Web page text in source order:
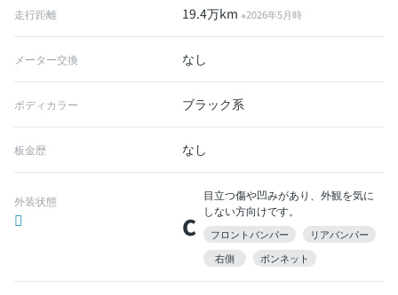
走行距離 19.4万km※2026年5月時
メーター交換 なし
ボディカラー ブラック系
板金歴 なし
外装状態
C
目立つ傷や凹みがあり、外観を気に
しない方向けです。
フロントバンパー
リアバンパー
右側
ボンネット